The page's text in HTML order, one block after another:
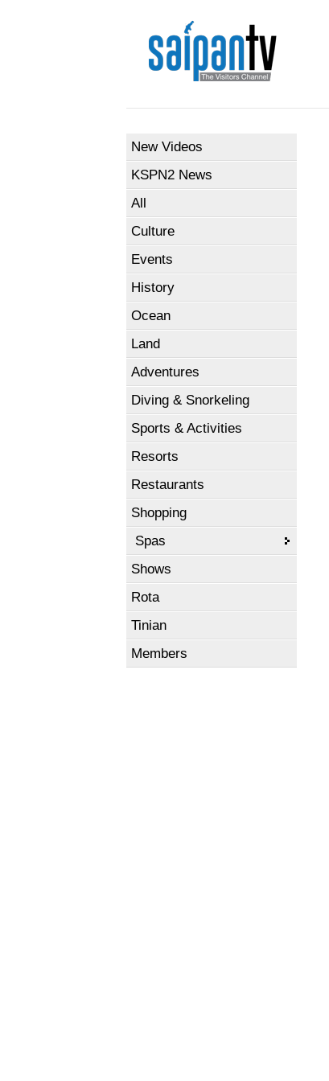
New Videos
KSPN2 News
All
Culture
Events
History
Ocean
Land
Adventures
Diving & Snorkeling
Sports & Activities
Resorts
Restaurants
Shopping
Spas
Shows
Rota
Tinian
Members